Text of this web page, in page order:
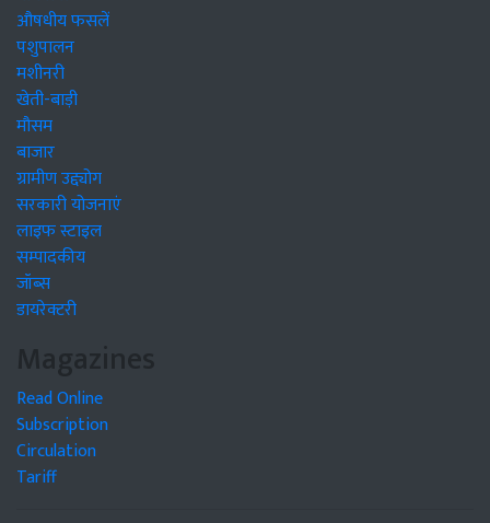
औषधीय फसलें
पशुपालन
मशीनरी
खेती-बाड़ी
मौसम
बाजार
ग्रामीण उद्द्योग
सरकारी योजनाएं
लाइफ स्टाइल
सम्पादकीय
जॉब्स
डायरेक्टरी
Magazines
Read Online
Subscription
Circulation
Tariff